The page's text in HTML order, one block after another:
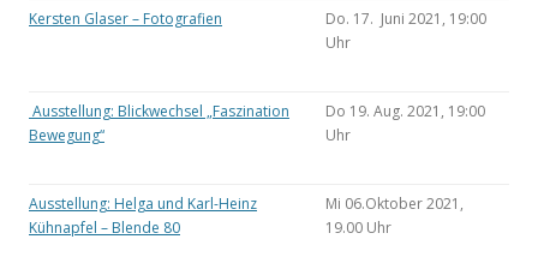
Kersten Glaser – Fotografien
Do. 17. Juni 2021, 19:00
Uhr
Ausstellung: Blickwechsel „Faszination
Bewegung“
Do 19. Aug. 2021, 19:00
Uhr
Ausstellung: Helga und Karl-Heinz
Kühnapfel – Blende 80
Mi 06.Oktober 2021,
19.00 Uhr